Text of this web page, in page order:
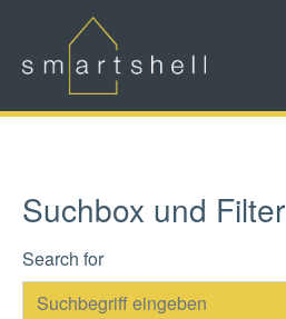
Suchbox und Filter
Search form
Search for